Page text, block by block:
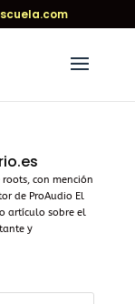
con mención
de ProAudio El
artículo sobre el
y